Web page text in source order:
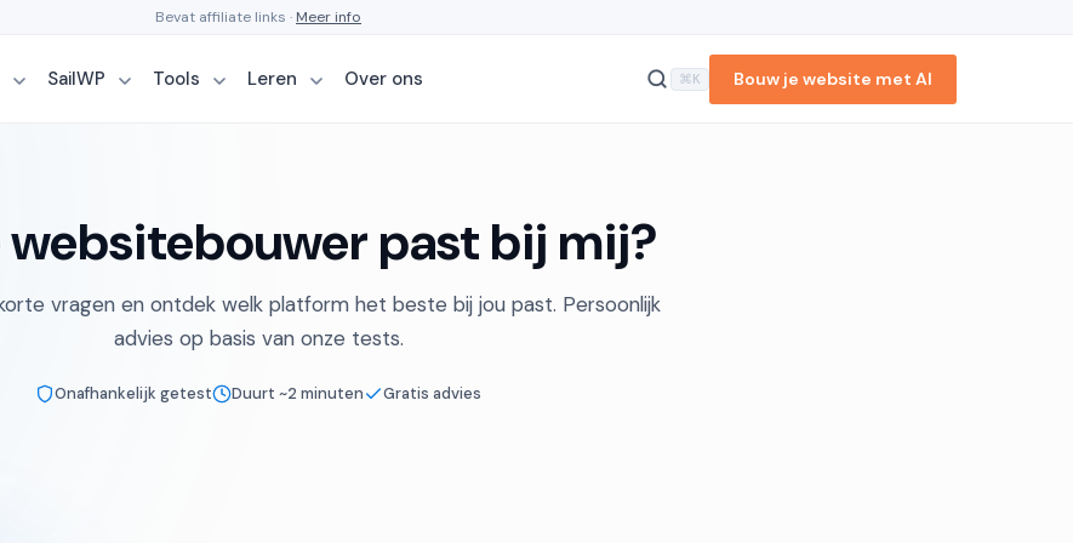
Bevat affiliate links · Meer info
SailWP Tools Leren Over ons ⌘K Bouw je website met AI
websitebouwer past bij mij?
vragen en ontdek welk platform het beste bij jou past. Persoonlijk
advies op basis van onze tests.
Onafhankelijk getest Duurt ~2 minuten Gratis advies